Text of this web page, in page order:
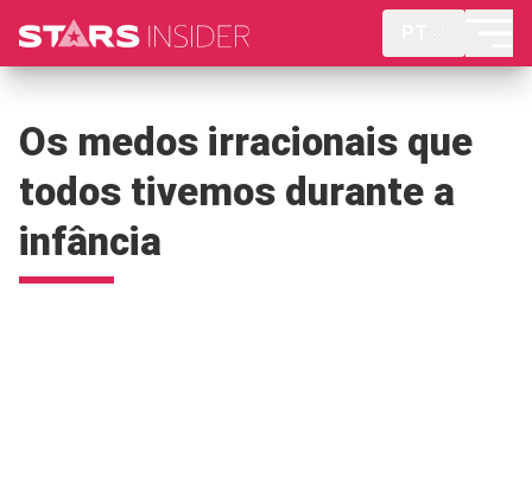
Os medos irracionais que
todos tivemos durante a
infância